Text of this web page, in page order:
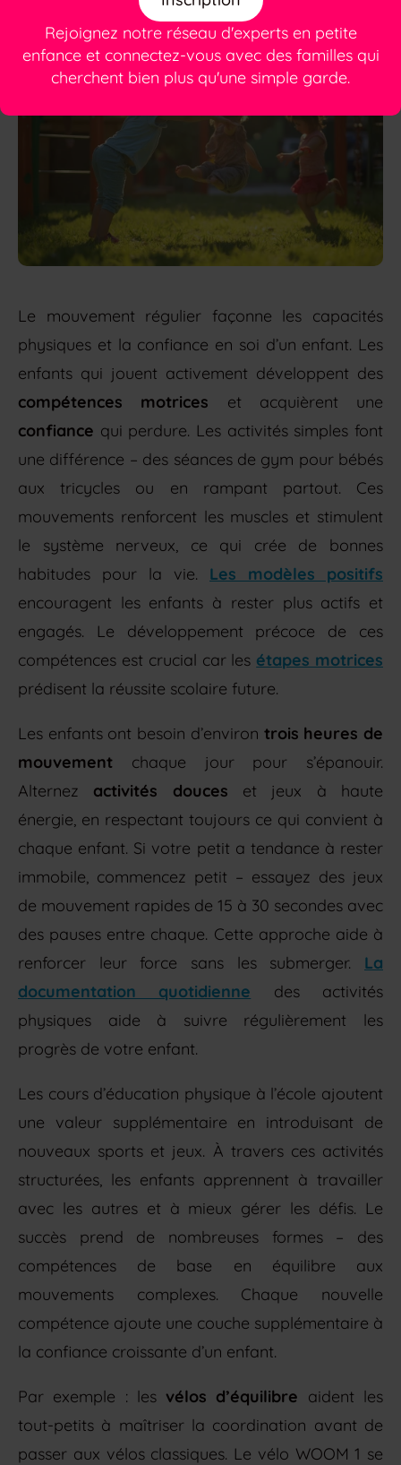
Le mouvement régulier façonne les capacités
physiques et la confiance en soi d’un enfant. Les
enfants qui jouent activement développent des
compétences motrices et acquièrent une
confiance qui perdure. Les activités simples font
une différence – des séances de gym pour bébés
aux tricycles ou en rampant partout. Ces
mouvements renforcent les muscles et stimulent
le système nerveux, ce qui crée de bonnes
habitudes pour la vie. Les modèles positifs
encouragent les enfants à rester plus actifs et
engagés. Le développement précoce de ces
compétences est crucial car les étapes motrices
prédisent la réussite scolaire future.
Les enfants ont besoin d’environ trois heures de
mouvement chaque jour pour s’épanouir.
Alternez activités douces et jeux à haute
énergie, en respectant toujours ce qui convient à
chaque enfant. Si votre petit a tendance à rester
immobile, commencez petit – essayez des jeux
de mouvement rapides de 15 à 30 secondes avec
des pauses entre chaque. Cette approche aide à
renforcer leur force sans les submerger. La
documentation quotidienne des activités
physiques aide à suivre régulièrement les
progrès de votre enfant.
Les cours d’éducation physique à l’école ajoutent
une valeur supplémentaire en introduisant de
nouveaux sports et jeux. À travers ces activités
structurées, les enfants apprennent à travailler
avec les autres et à mieux gérer les défis. Le
succès prend de nombreuses formes – des
compétences de base en équilibre aux
mouvements complexes. Chaque nouvelle
compétence ajoute une couche supplémentaire à
la confiance croissante d’un enfant.
Par exemple : lesvélos d’équilibre aident les
tout-petits à maîtriser la coordination avant de
passer aux vélos classiques. Le vélo WOOM 1 se
Rejoignez notre réseau d'experts en petite
enfance et connectez-vous avec des familles qui
cherchent bien plus qu'une simple garde.